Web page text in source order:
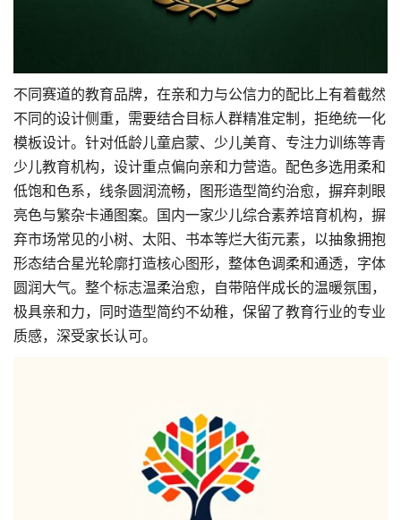
不同赛道的教育品牌，在亲和力与公信力的配比上有着截然
不同的设计侧重，需要结合目标人群精准定制，拒绝统一化
模板设计。针对低龄儿童启蒙、少儿美育、专注力训练等青
少儿教育机构，设计重点偏向亲和力营造。配色多选用柔和
低饱和色系，线条圆润流畅，图形造型简约治愈，摒弃刺眼
亮色与繁杂卡通图案。国内一家少儿综合素养培育机构，摒
弃市场常见的小树、太阳、书本等烂大街元素，以抽象拥抱
形态结合星光轮廓打造核心图形，整体色调柔和通透，字体
圆润大气。整个标志温柔治愈，自带陪伴成长的温暖氛围，
极具亲和力，同时造型简约不幼稚，保留了教育行业的专业
质感，深受家长认可。